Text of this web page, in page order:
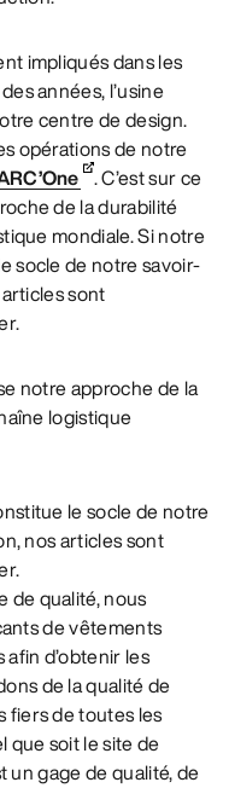
impliqués dans les
années, l’usine
centre de design.
opérations de notre
. C’est sur ce
de la durabilité
mondiale. Si notre
socle de notre savoir-
sont
notre approche de la
logistique
le socle de notre
nos articles sont
de qualité, nous
de vêtements
d’obtenir les
de la qualité de
fiers de toutes les
que soit le site de
un gage de qualité, de